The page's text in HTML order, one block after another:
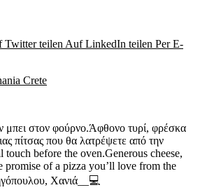
Twitter teilen Auf LinkedIn teilen Per E-
Crete
μπει στον φούρνο.Άφθονο τυρί, φρέσκα
πίτσας που θα λατρέψετε από την
touch before the oven.Generous cheese,
promise of a pizza you’ll love from the
Χανιά__ 💻